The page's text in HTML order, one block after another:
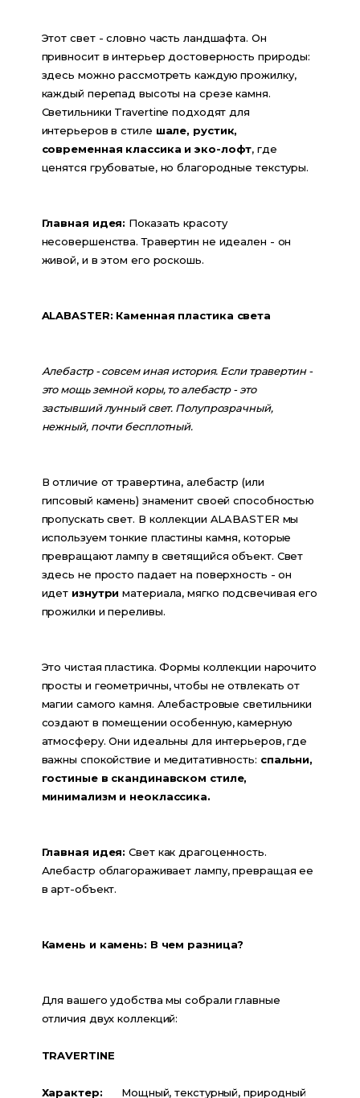
Этот свет - словно часть ландшафта. Он
привносит в интерьер достоверность природы:
здесь можно рассмотреть каждую прожилку,
каждый перепад высоты на срезе камня.
Светильники Travertine подходят для
интерьеров в стиле шале, рустик,
современная классика и эко-лофт, где
ценятся грубоватые, но благородные текстуры.
Главная идея: Показать красоту
несовершенства. Травертин не идеален - он
живой, и в этом его роскошь.
ALABASTER: Каменная пластика света
Алебастр - совсем иная история. Если травертин -
это мощь земной коры, то алебастр - это
застывший лунный свет. Полупрозрачный,
нежный, почти бесплотный.
В отличие от травертина, алебастр (или
гипсовый камень) знаменит своей способностью
пропускать свет. В коллекции ALABASTER мы
используем тонкие пластины камня, которые
превращают лампу в светящийся объект. Свет
здесь не просто падает на поверхность - он
идет изнутри материала, мягко подсвечивая его
прожилки и переливы.
Это чистая пластика. Формы коллекции нарочито
просты и геометричны, чтобы не отвлекать от
магии самого камня. Алебастровые светильники
создают в помещении особенную, камерную
атмосферу. Они идеальны для интерьеров, где
важны спокойствие и медитативность: спальни,
гостиные в скандинавском стиле,
минимализм и неоклассика.
Главная идея: Свет как драгоценность.
Алебастр облагораживает лампу, превращая ее
в арт-объект.
Камень и камень: В чем разница?
Для вашего удобства мы собрали главные
отличия двух коллекций:
TRAVERTINE
Характер: Мощный, текстурный, природный